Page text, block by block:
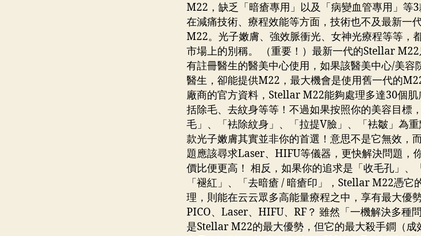
M22，缺乏「暗瘡專用」以及「病變血管專用」等3
在減痛技術、療程效能等方面，技術也不及最新一
M22。光子嫩膚、強效脈衝光、女神光療程等等，
市場上的別稱。 （重要！）最新一代的Stellar
有註冊醫生的醫美中心使用，如果該醫美中心/美容
醫生，卻能提供M22，最大機會是使用舊一代的
廠商的官方資料，Stellar M22能夠處理多達30個肌
括除毛、去紋身等等！不過如果按照你的美容目標
毛」、「袪除紋身」、「拉提V臉」、「袪皺」為
款光子嫩膚其實並非你的首選！意思不是它無效，
題應該尋求Laser、HIFU等儀器，更快解決問題，
價比便更高！ 相反，如果你的追求是「收毛孔」、
「褪紅」、「去暗瘡 / 暗瘡印」，Stellar M22憑它
理，則能在云云眾多高能量療程之中，享有最大優
PICO、Laser、HIFU、RF？ 雖然「一機解決多種
是Stellar M22的最大優勢，但它的最大殺手鐧（成